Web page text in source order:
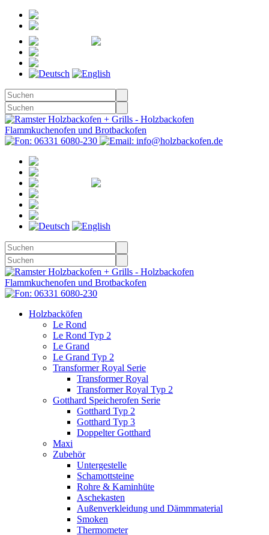
Holzbacköfen
Le Rond
Le Rond Typ 2
Le Grand
Le Grand Typ 2
Transformer Royal Serie
Transformer Royal
Transformer Royal Typ 2
Gotthard Speicherofen Serie
Gotthard Typ 2
Gotthard Typ 3
Doppelter Gotthard
Maxi
Zubehör
Untergestelle
Schamottsteine
Rohre & Kaminhüte
Aschekasten
Außenverkleidung und Dämmmaterial
Smoken
Thermometer